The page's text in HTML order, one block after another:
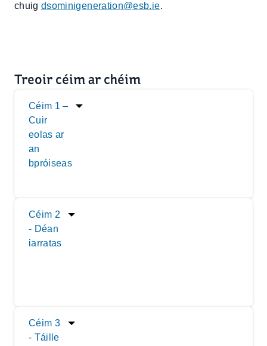
chuig dsominigeneration@esb.ie.
Treoir céim ar chéim
Céim 1 –
Cuir
eolas ar
an
bpróiseas
Céim 2
- Déan
iarratas
Céim 3
- Táille